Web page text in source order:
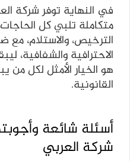
في النهاية توفر شركة
متكاملة تلبي كل
الترخيص، والاستلام،
الاحترافية والشفافية،
هو الخيار الأمثل لكل من
القانونية.
أسئلة شائعة
شركة العربي